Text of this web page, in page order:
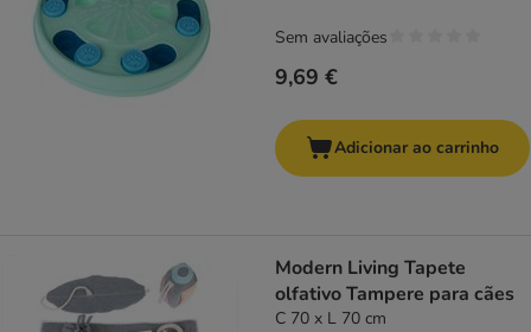
9,69 €
Sem avaliações
Adicionar ao carrinho
Modern Living Tapete
olfativo Tampere para cães
C 70 x L 70 cm